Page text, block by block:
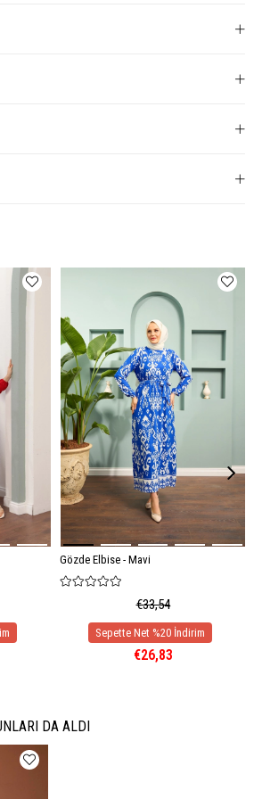
Gözde Elbise - Mavi
€33,54
€26,83
DA ALDI